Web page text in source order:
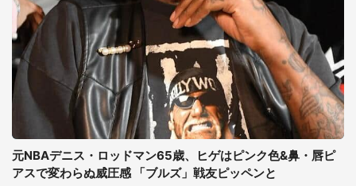
元NBAデニス・ロッドマン65歳、ヒゲはピンク色&鼻・唇ピ
アスで変わらぬ威圧感 「ブルズ」戦友ピッペンと